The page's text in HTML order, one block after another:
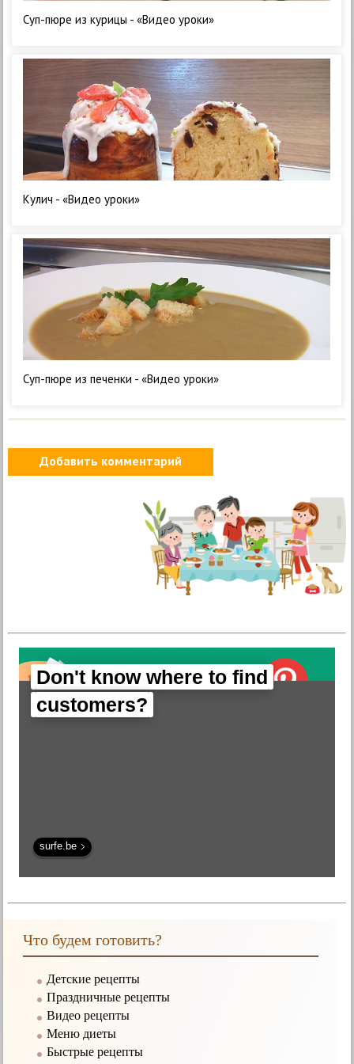
Суп-пюре из курицы - «Видео уроки»
Кулич - «Видео уроки»
Суп-пюре из печенки - «Видео уроки»
Добавить комментарий
Don't know where to find
customers?
surfe.be
Что будем готовить?
Детские рецепты
Праздничные рецепты
Видео рецепты
Меню диеты
Быстрые рецепты